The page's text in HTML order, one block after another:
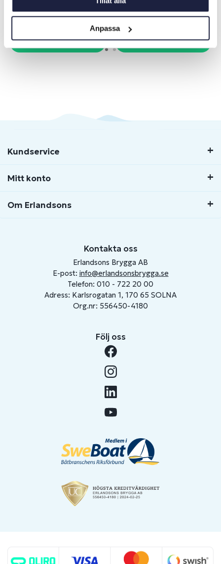
Anpassa
Se varianter Se varianter
Kundservice
Mitt konto
Om Erlandsons
Kontakta oss
Erlandsons Brygga AB
E-post: info@erlandsonsbrygga.se
Telefon: 010 - 722 20 00
Adress: Karlsrogatan 1, 170 65 SOLNA
Org.nr: 556450-4180
Följ oss